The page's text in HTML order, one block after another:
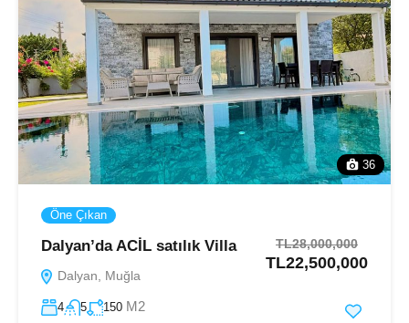
36
Öne Çıkan
Dalyan’da ACİL satılık Villa
Dalyan, Muğla
TL22,500,000
TL28,000,000
4 5 150 M2